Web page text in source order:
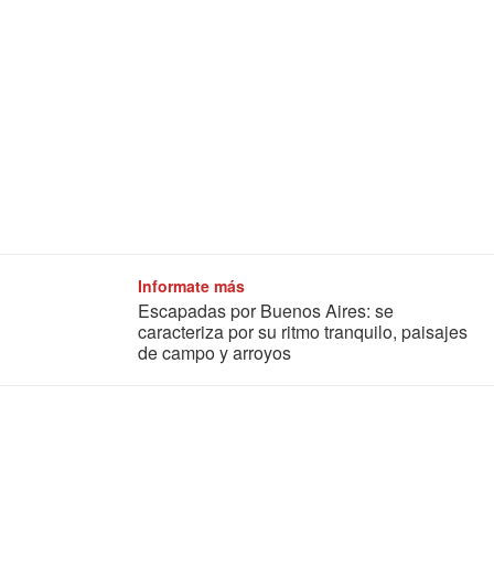
Informate más
Escapadas por Buenos Aires: se
caracteriza por su ritmo tranquilo, paisajes
de campo y arroyos